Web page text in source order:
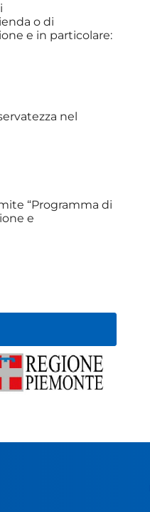
o di
e in particolare:
nel
“Programma di
e